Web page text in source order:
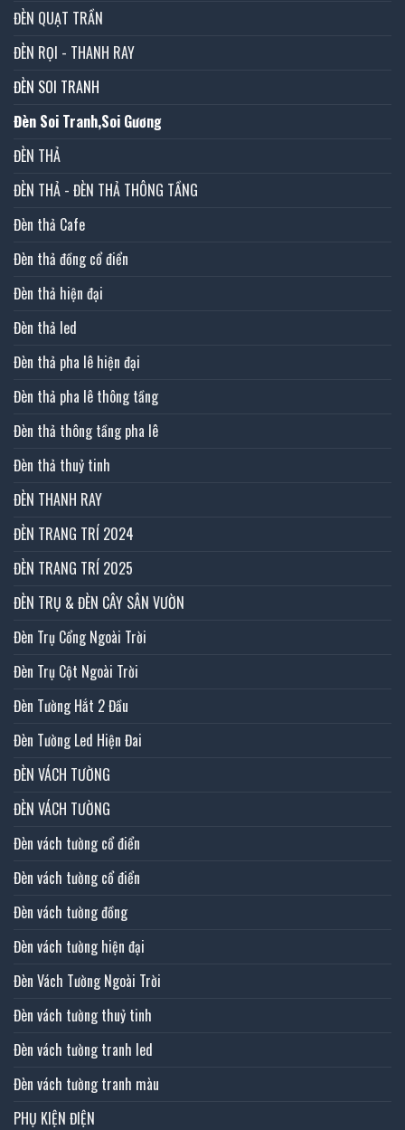
ĐÈN QUẠT TRẦN
ĐÈN RỌI - THANH RAY
ĐÈN SOI TRANH
Đèn Soi Tranh,Soi Gương
ĐÈN THẢ
ĐÈN THẢ - ĐÈN THẢ THÔNG TẦNG
Đèn thả Cafe
Đèn thả đồng cổ điển
Đèn thả hiện đại
Đèn thả led
Đèn thả pha lê hiện đại
Đèn thả pha lê thông tầng
Đèn thả thông tầng pha lê
Đèn thả thuỷ tinh
ĐÈN THANH RAY
ĐÈN TRANG TRÍ 2024
ĐÈN TRANG TRÍ 2025
ĐÈN TRỤ & ĐÈN CÂY SÂN VƯỜN
Đèn Trụ Cổng Ngoài Trời
Đèn Trụ Cột Ngoài Trời
Đèn Tường Hắt 2 Đầu
Đèn Tường Led Hiện Đai
ĐÈN VÁCH TƯỜNG
ĐÈN VÁCH TƯỜNG
Đèn vách tường cổ điển
Đèn vách tường cổ điển
Đèn vách tường đồng
Đèn vách tường hiện đại
Đèn Vách Tường Ngoài Trời
Đèn vách tường thuỷ tinh
Đèn vách tường tranh led
Đèn vách tường tranh màu
PHỤ KIỆN ĐIỆN